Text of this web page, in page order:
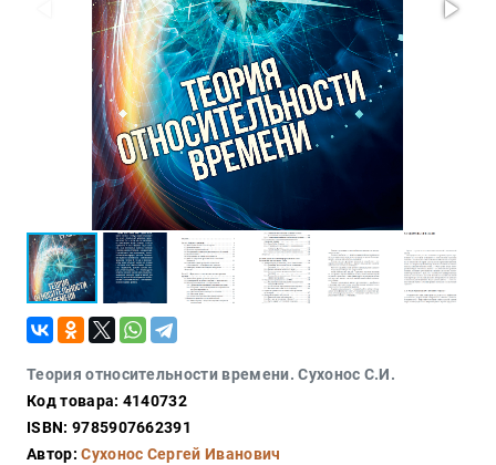
Теория относительности времени. Сухонос С.И.
Код товара: 4140732
ISBN: 9785907662391
Автор:Сухонос Сергей Иванович
Образ
жизни
Философия
Военная
история
Конспирология
Политика
Религия
Туризм
Разное
гастрономия,
кулинария